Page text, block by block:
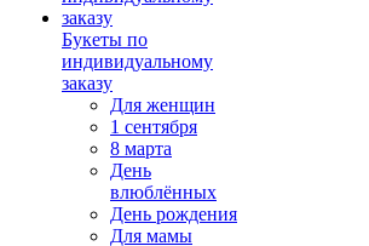
Букеты по
индивидуальному
заказу
Для женщин
1 сентября
8 марта
День
влюблённых
День рождения
Для мамы